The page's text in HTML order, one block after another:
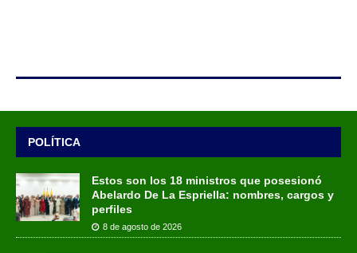
POLÍTICA
Estos son los 18 ministros que posesionó
Abelardo De La Espriella: nombres, cargos y
perfiles
8 de agosto de 2026